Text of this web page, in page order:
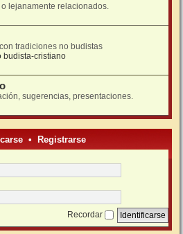
lejanamente relacionados.
tradiciones no budistas
budista-cristiano
sugerencias, presentaciones.
• Registrarse
Recordar